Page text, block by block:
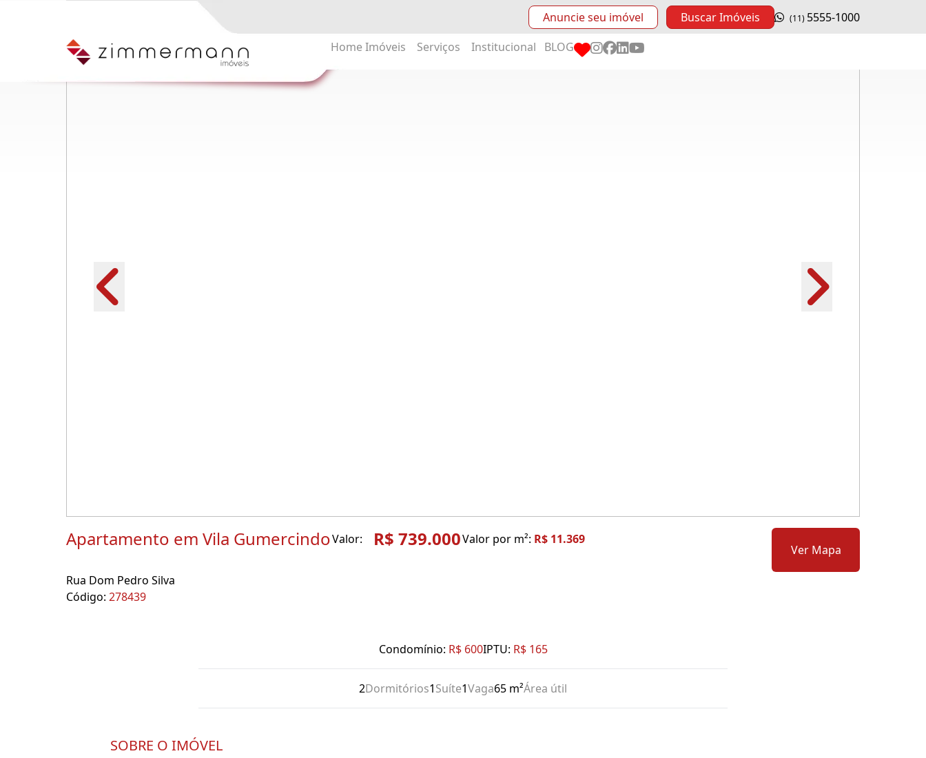
Anuncie seu imóvel Buscar Imóveis (11) 5555-1000
Home Imóveis Serviços Institucional BLOG
Apartamento em Vila GumercindoValor: R$ 739.000Valor por m²: R$ 11.369
Rua Dom Pedro Silva
Código: 278439
Ver Mapa
Condomínio: R$ 600IPTU: R$ 165
2Dormitórios1Suíte1Vaga65 m²Área útil
SOBRE O IMÓVEL